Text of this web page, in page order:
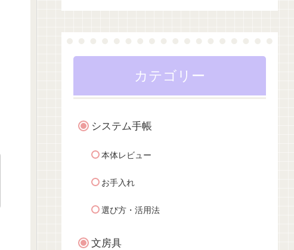
カテゴリー
システム手帳
本体レビュー
お手入れ
選び方・活用法
文房具